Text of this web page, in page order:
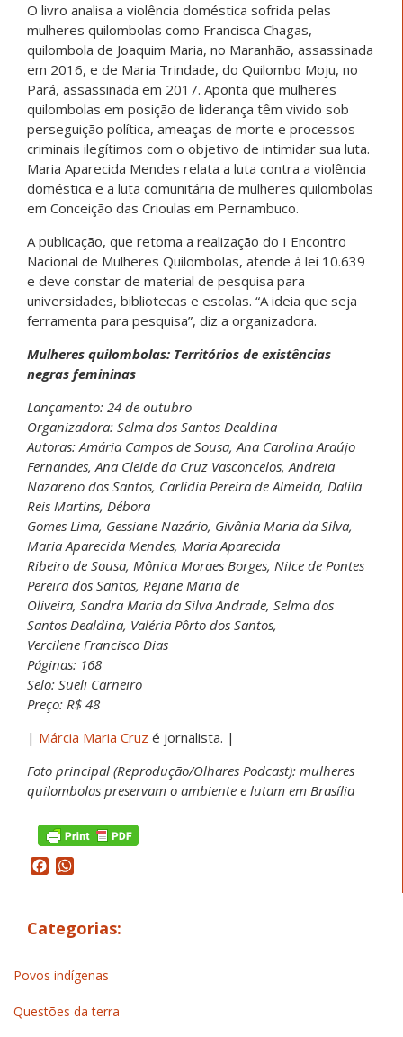
O livro analisa a violência doméstica sofrida pelas
mulheres quilombolas como Francisca Chagas,
quilombola de Joaquim Maria, no Maranhão, assassinada
em 2016, e de Maria Trindade, do Quilombo Moju, no
Pará, assassinada em 2017. Aponta que mulheres
quilombolas em posição de liderança têm vivido sob
perseguição política, ameaças de morte e processos
criminais ilegítimos com o objetivo de intimidar sua luta.
Maria Aparecida Mendes relata a luta contra a violência
doméstica e a luta comunitária de mulheres quilombolas
em Conceição das Crioulas em Pernambuco.
A publicação, que retoma a realização do I Encontro
Nacional de Mulheres Quilombolas, atende à lei 10.639
e deve constar de material de pesquisa para
universidades, bibliotecas e escolas. “A ideia que seja
ferramenta para pesquisa”, diz a organizadora.
Mulheres quilombolas: Territórios de existências
negras femininas
Lançamento: 24 de outubro
Organizadora: Selma dos Santos Dealdina
Autoras: Amária Campos de Sousa, Ana Carolina Araújo
Fernandes, Ana Cleide da Cruz Vasconcelos, Andreia
Nazareno dos Santos, Carlídia Pereira de Almeida, Dalila
Reis Martins, Débora
Gomes Lima, Gessiane Nazário, Givânia Maria da Silva,
Maria Aparecida Mendes, Maria Aparecida
Ribeiro de Sousa, Mônica Moraes Borges, Nilce de Pontes
Pereira dos Santos, Rejane Maria de
Oliveira, Sandra Maria da Silva Andrade, Selma dos
Santos Dealdina, Valéria Pôrto dos Santos,
Vercilene Francisco Dias
Páginas: 168
Selo: Sueli Carneiro
Preço: R$ 48
| Márcia Maria Cruz é jornalista. |
Foto principal (Reprodução/Olhares Podcast): mulheres
quilombolas preservam o ambiente e lutam em Brasília
Facebook
Categorias:
Povos indígenas
Questões da terra